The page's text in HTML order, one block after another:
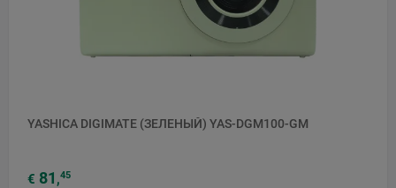
YASHICA DIGIMATE (ЗЕЛЕНЫЙ) YAS-DGM100-GM
€ 81 ,45